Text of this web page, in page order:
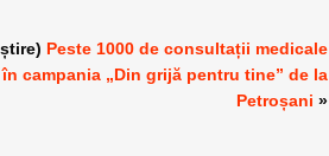
Peste 1000 de consultații medicale
campania „Din grijă pentru tine” de la
Petroșani »